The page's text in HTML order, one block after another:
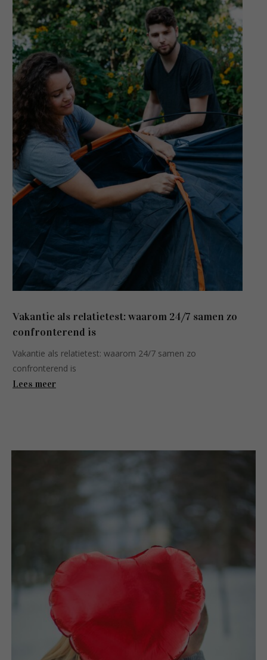
Vakantie als relatietest: waarom 24/7 samen zo
confronterend is
Vakantie als relatietest: waarom 24/7 samen zo
confronterend is
Lees meer